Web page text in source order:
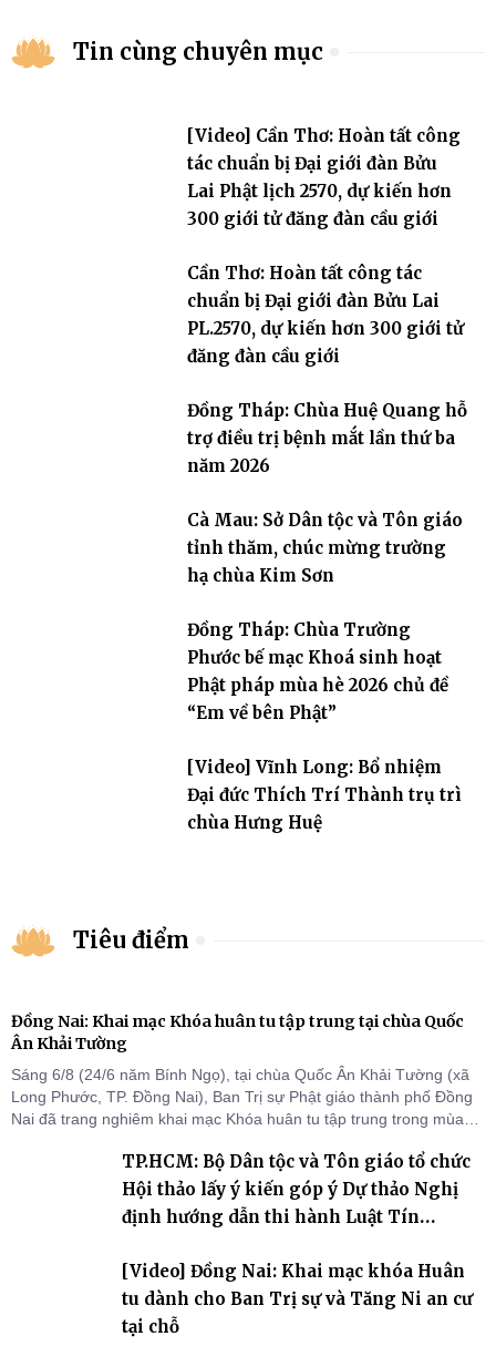
Tin cùng chuyên mục
[Video] Cần Thơ: Hoàn tất công
tác chuẩn bị Đại giới đàn Bửu
Lai Phật lịch 2570, dự kiến hơn
300 giới tử đăng đàn cầu giới
Cần Thơ: Hoàn tất công tác
chuẩn bị Đại giới đàn Bửu Lai
PL.2570, dự kiến hơn 300 giới tử
đăng đàn cầu giới
Đồng Tháp: Chùa Huệ Quang hỗ
trợ điều trị bệnh mắt lần thứ ba
năm 2026
Cà Mau: Sở Dân tộc và Tôn giáo
tỉnh thăm, chúc mừng trường
hạ chùa Kim Sơn
Đồng Tháp: Chùa Trường
Phước bế mạc Khoá sinh hoạt
Phật pháp mùa hè 2026 chủ đề
“Em về bên Phật”
[Video] Vĩnh Long: Bổ nhiệm
Đại đức Thích Trí Thành trụ trì
chùa Hưng Huệ
Tiêu điểm
Đồng Nai: Khai mạc Khóa huân tu tập trung tại chùa Quốc
Ân Khải Tường
Sáng 6/8 (24/6 năm Bính Ngọ), tại chùa Quốc Ân Khải Tường (xã
Long Phước, TP. Đồng Nai), Ban Trị sự Phật giáo thành phố Đồng
Nai đã trang nghiêm khai mạc Khóa huân tu tập trung trong mùa
chỗ khu vực VII, VIII và trường hạ chùa Quốc Ân Khải Tường.
TP.HCM: Bộ Dân tộc và Tôn giáo tổ chức
Hội thảo lấy ý kiến góp ý Dự thảo Nghị
định hướng dẫn thi hành Luật Tín
[Video] Đồng Nai: Khai mạc khóa Huân
tu dành cho Ban Trị sự và Tăng Ni an cư
tại chỗ